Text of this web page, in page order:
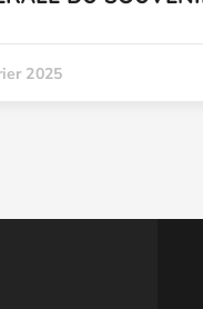
2025